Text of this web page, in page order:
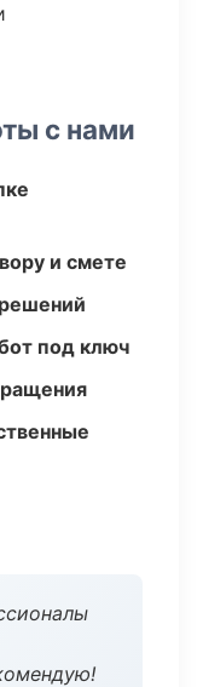
с нами
и смете
под ключ